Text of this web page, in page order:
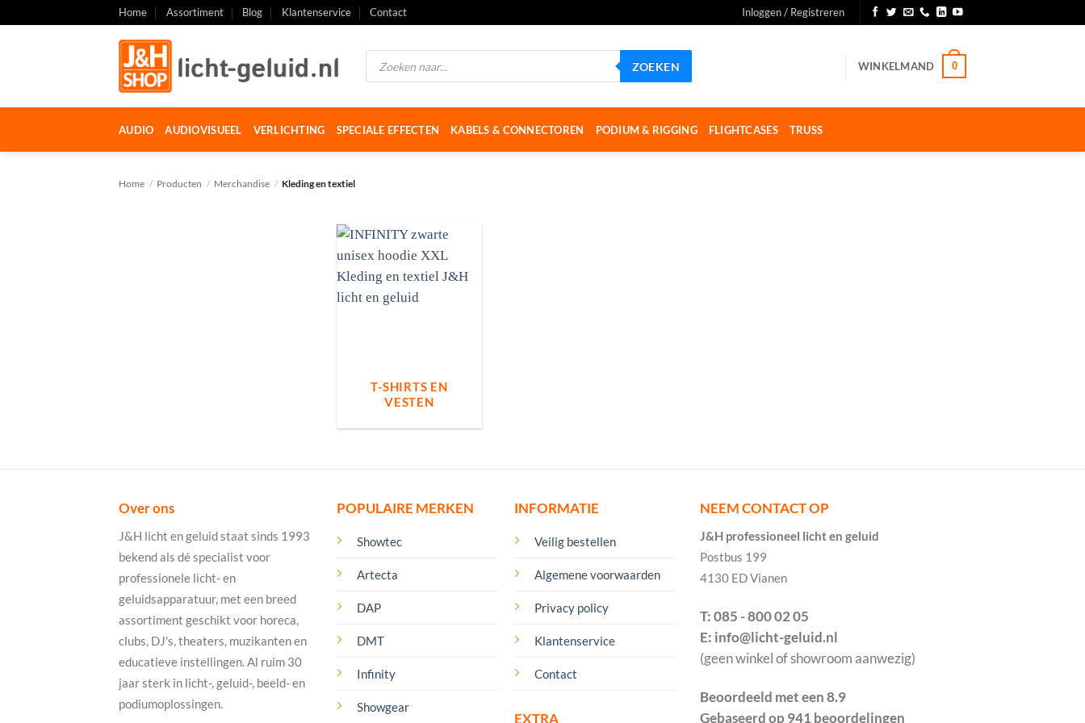
naar
Home Assortiment Blog Klantenservice Contact Inloggen / Registreren
Producten
zoeken
ZOEKEN WINKELMAND 0
AUDIO AUDIOVISUEEL VERLICHTING SPECIALE EFFECTEN KABELS & CONNECTOREN PODIUM & RIGGING FLIGHTCASES TRUSS
Home / Producten / Merchandise / Kleding en textiel
T-SHIRTS EN
VESTEN
Over ons
J&H licht en geluid staat sinds 1993
bekend als dé specialist voor
professionele licht- en
geluidsapparatuur, met een breed
assortiment geschikt voor horeca,
clubs, DJ's, theaters, muzikanten en
educatieve instellingen. Al ruim 30
jaar sterk in licht-, geluid-, beeld- en
podiumoplossingen.
POPULAIRE MERKEN
Showtec
Artecta
DAP
DMT
Infinity
Showgear
INFORMATIE
Veilig bestellen
Algemene voorwaarden
Privacy policy
Klantenservice
Contact
EXTRA
NEEM CONTACT OP
J&H professioneel licht en geluid
Postbus 199
4130 ED Vianen
T: 085 - 800 02 05
E: info@licht-geluid.nl
(geen winkel of showroom aanwezig)
Beoordeeld met een 8.9
Gebaseerd op 941 beoordelingen